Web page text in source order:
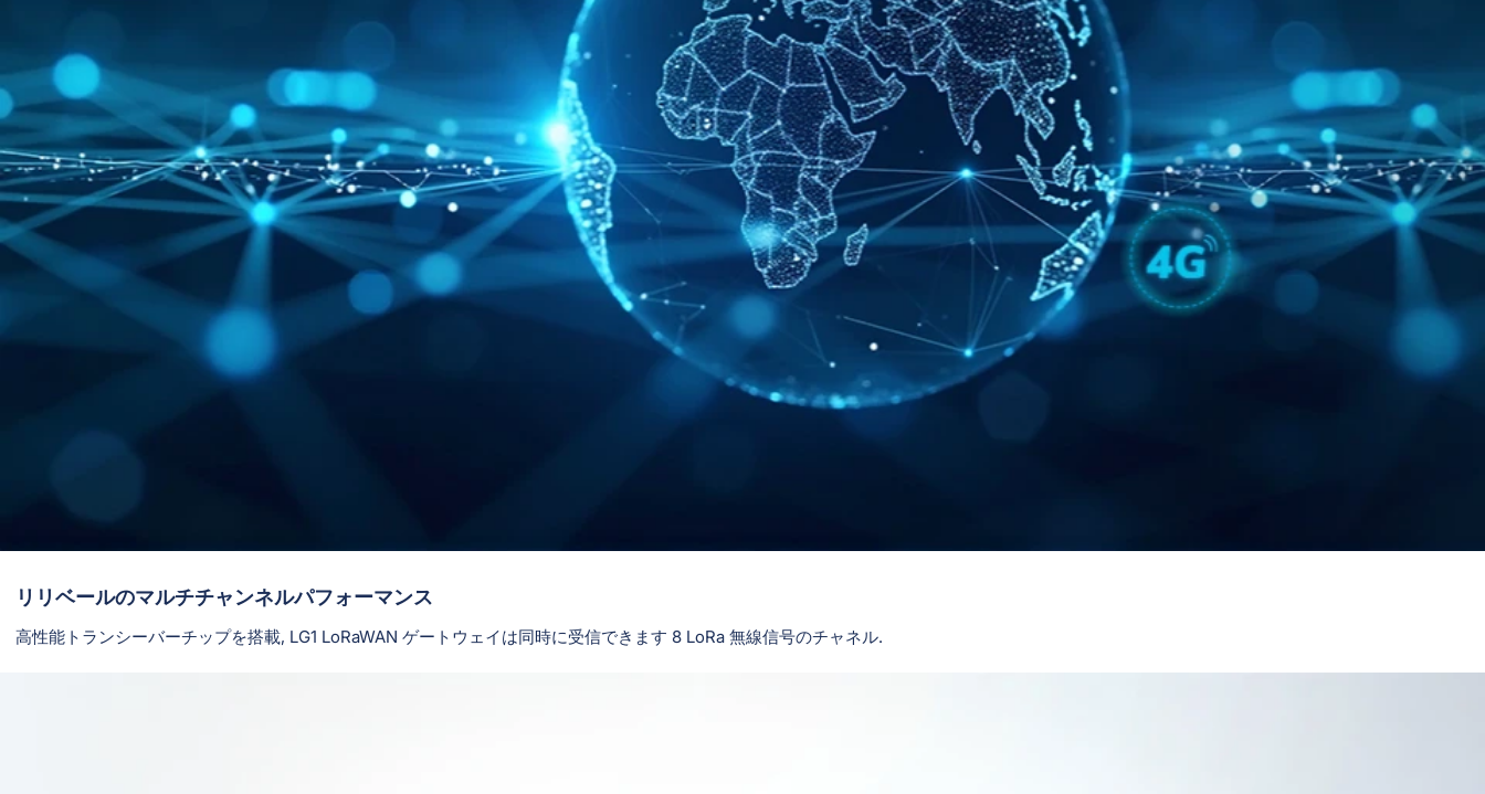
リリベールのマルチチャンネルパフォーマンス
高性能トランシーバーチップを搭載, LG1 LoRaWAN ゲートウェイは同時に受信できます 8 LoRa 無線信号のチャネル.